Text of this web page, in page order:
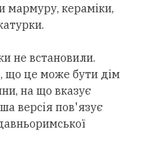
мармуру, кераміки,
не встановили.
що це може бути дім
на що вказує
версія пов'язує